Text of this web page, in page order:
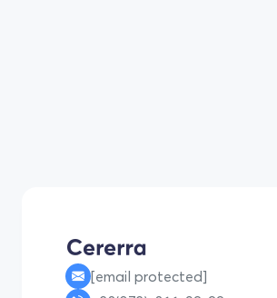
[email protected]